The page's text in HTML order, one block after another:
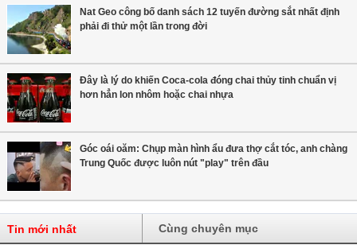
Nat Geo công bố danh sách 12 tuyến đường sắt nhất định
phải đi thử một lần trong đời
Đây là lý do khiến Coca-cola đóng chai thủy tinh chuẩn vị
hơn hẳn lon nhôm hoặc chai nhựa
Góc oái oăm: Chụp màn hình ẩu đưa thợ cắt tóc, anh chàng
Trung Quốc được luôn nút "play" trên đầu
Tin mới nhất Cùng chuyên mục